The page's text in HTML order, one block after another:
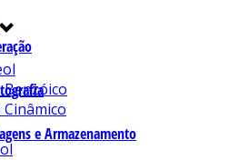
e Armazenamento
Benzóico